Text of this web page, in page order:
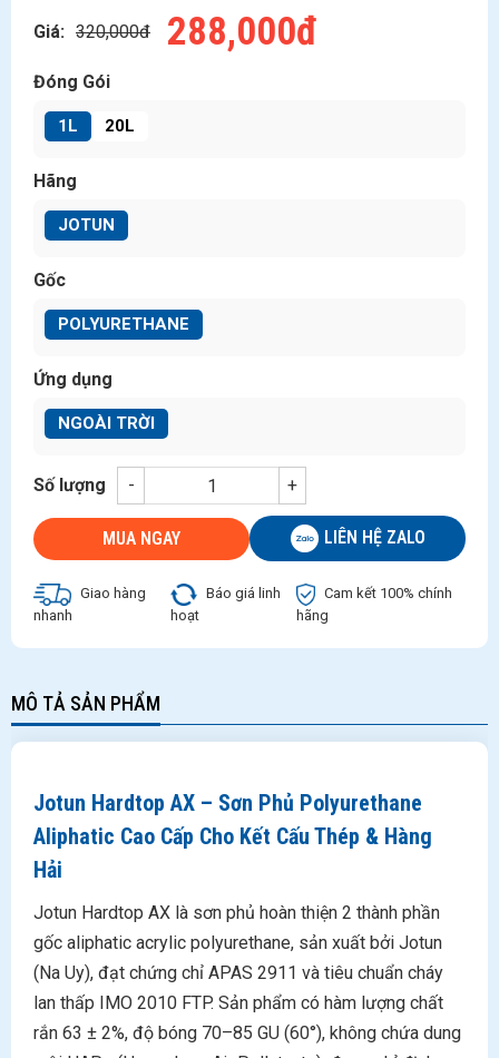
Giá: 320,000đ 288,000đ
Đóng Gói
1L 20L
Hãng
JOTUN
Gốc
POLYURETHANE
Ứng dụng
NGOÀI TRỜI
Số lượng - +
MUA NGAY LIÊN HỆ ZALO
Giao hàng
nhanh
Báo giá linh
hoạt
Cam kết 100% chính
hãng
MÔ TẢ SẢN PHẨM
Jotun Hardtop AX – Sơn Phủ Polyurethane
Aliphatic Cao Cấp Cho Kết Cấu Thép & Hàng
Hải
Jotun Hardtop AX là sơn phủ hoàn thiện 2 thành phần
gốc aliphatic acrylic polyurethane, sản xuất bởi Jotun
(Na Uy), đạt chứng chỉ APAS 2911 và tiêu chuẩn cháy
lan thấp IMO 2010 FTP. Sản phẩm có hàm lượng chất
rắn 63 ± 2%, độ bóng 70–85 GU (60°), không chứa dung